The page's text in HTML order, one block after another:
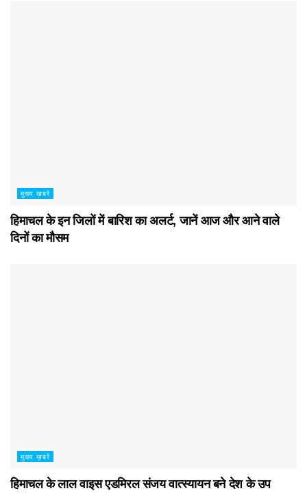
मुख्य ख़बरें
हिमाचल के इन जिलों में बारिश का अलर्ट, जानें आज और आने वाले
दिनों का मौसम
मुख्य ख़बरें
हिमाचल के लाल वाइस एडमिरल संजय वात्स्यायन बने देश के उप